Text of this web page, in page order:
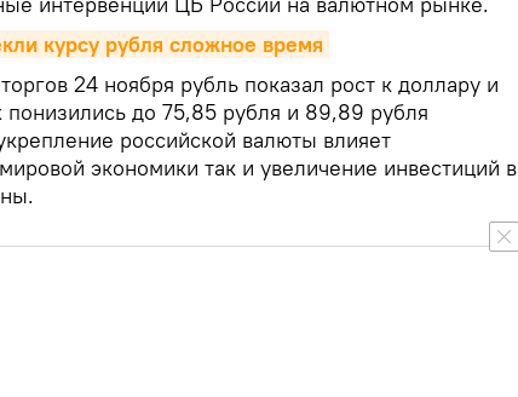
курсу рубля сложное время
24 ноября рубль показал рост к доллару и
до 75,85 рубля и 89,89 рубля
российской валюты влияет
экономики так и увеличение инвестиций в